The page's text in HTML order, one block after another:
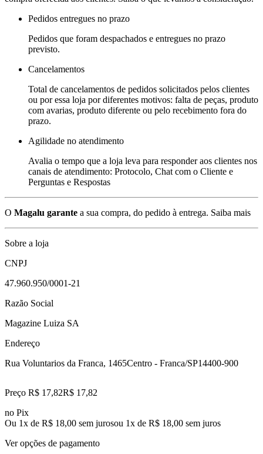
Pedidos entregues no prazo
Pedidos que foram despachados e entregues no prazo
previsto.
Cancelamentos
Total de cancelamentos de pedidos solicitados pelos clientes
ou por essa loja por diferentes motivos: falta de peças, produto
com avarias, produto diferente ou pelo recebimento fora do
prazo.
Agilidade no atendimento
Avalia o tempo que a loja leva para responder aos clientes nos
canais de atendimento: Protocolo, Chat com o Cliente e
Perguntas e Respostas
O Magalu garante a sua compra, do pedido à entrega. Saiba mais
Sobre a loja
CNPJ
47.960.950/0001-21
Razão Social
Magazine Luiza SA
Endereço
Rua Voluntarios da Franca, 1465Centro - Franca/SP14400-900
Preço R$ 17,82R$ 17,82
no Pix
Ou 1x de R$ 18,00 sem jurosou 1x de R$ 18,00 sem juros
Ver opções de pagamento